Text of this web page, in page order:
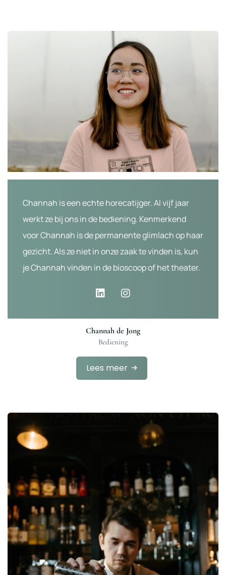
Channah is een echte horecatijger. Al vijf jaar
werkt ze bij ons in de bediening. Kenmerkend
voor Channah is de permanente glimlach op haar
gezicht. Als ze niet in onze zaak te vinden is, kun
je Channah vinden in de bioscoop of het theater.
Channah de Jong
Bediening
Lees meer